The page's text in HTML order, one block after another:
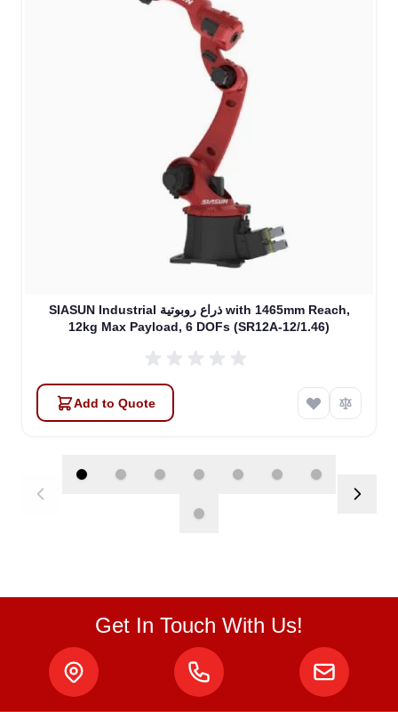
SIASUN Industrial ذراع روبوتية with 1465mm Reach,
12kg Max Payload, 6 DOFs (SR12A-12/1.46)
Add to Quote
Get In Touch With Us!